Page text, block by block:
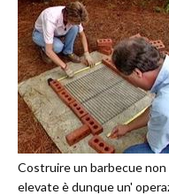
Costruire un barbecue
elevate è dunque un'